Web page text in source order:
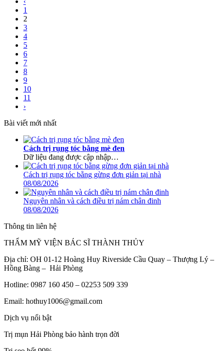
1
2
3
4
5
6
7
8
9
10
11
›
Bài viết mới nhất
Cách trị rụng tóc bằng mè đen
Dữ liệu đang được cập nhập…
Cách trị rụng tóc bằng gừng đơn giản tại nhà
08/08/2026
Nguyên nhân và cách điều trị nám chân đinh
08/08/2026
Thông tin liên hệ
THẨM MỸ VIỆN BÁC SĨ THÀNH THỦY
Địa chỉ: OH 01-12 Hoàng Huy Riverside Cầu Quay – Thượng Lý –
Hồng Bàng – Hải Phòng
Hotline: 0987 160 450 – 02253 509 339
Email: hothuy1006@gmail.com
Dịch vụ nổi bật
Trị mụn Hải Phòng bảo hành trọn đời